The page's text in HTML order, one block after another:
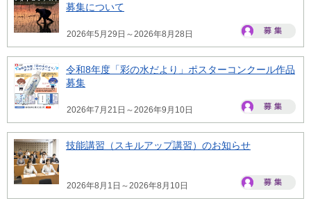
募集について
2026年5月29日～2026年8月28日
令和8年度「彩の水だより」ポスターコンクール作品
募集
2026年7月21日～2026年9月10日
技能講習（スキルアップ講習）のお知らせ
2026年8月1日～2026年8月10日